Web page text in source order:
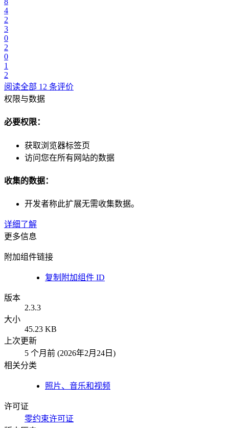
4
2
3
0
2
0
1
2
阅读全部 12 条评价
权限与数据
必要权限：
获取浏览器标签页
访问您在所有网站的数据
收集的数据：
开发者称此扩展无需收集数据。
详细了解
更多信息
附加组件链接
复制附加组件 ID
版本
2.3.3
大小
45.23 KB
上次更新
5 个月前 (2026年2月24日)
相关分类
照片、音乐和视频
许可证
零约束许可证